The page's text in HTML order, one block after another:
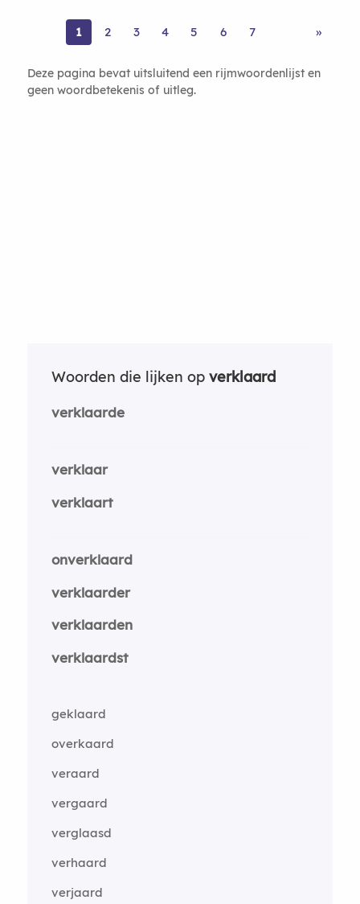
1 2 3 4 5 6 7 »
Deze pagina bevat uitsluitend een rijmwoordenlijst en
geen woordbetekenis of uitleg.
Woorden die lijken op verklaard
verklaarde
verklaar
verklaart
onverklaard
verklaarder
verklaarden
verklaardst
geklaard
overkaard
veraard
vergaard
verglaasd
verhaard
verjaard